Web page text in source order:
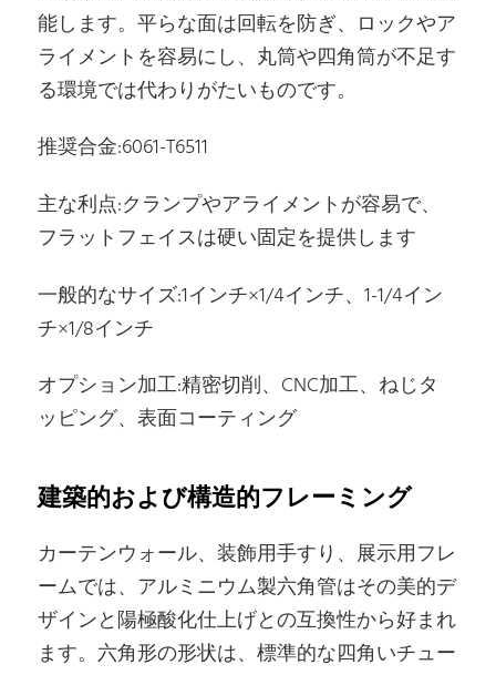
能します。平らな面は回転を防ぎ、ロックやア
ライメントを容易にし、丸筒や四角筒が不足す
る環境では代わりがたいものです。
推奨合金:6061-T6511
主な利点:クランプやアライメントが容易で、
フラットフェイスは硬い固定を提供します
一般的なサイズ:1インチ×1/4インチ、1-1/4イン
チ×1/8インチ
オプション加工:精密切削、CNC加工、ねじタ
ッピング、表面コーティング
建築的および構造的フレーミング
カーテンウォール、装飾用手すり、展示用フレ
ームでは、アルミニウム製六角管はその美的デ
ザインと陽極酸化仕上げとの互換性から好まれ
ます。六角形の形状は、標準的な四角いチュー